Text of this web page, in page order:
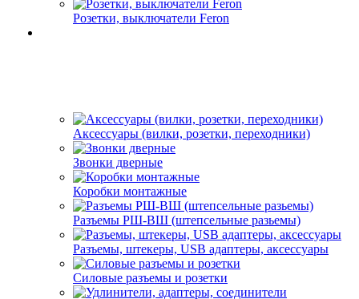
Розетки, выключатели Feron
Аксессуары (вилки, розетки, переходники)
Звонки дверные
Коробки монтажные
Разъемы РШ-ВШ (штепсельные разьемы)
Разъемы, штекеры, USB адаптеры, аксессуары
Силовые разъемы и розетки